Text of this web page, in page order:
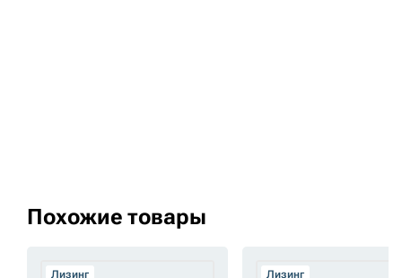
Похожие товары
Лизинг Лизинг